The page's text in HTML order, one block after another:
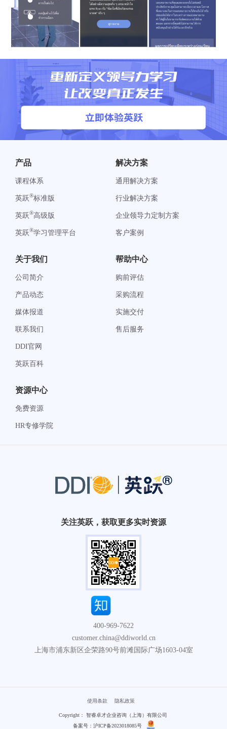
关注英跃，获取更多实时资源
400-969-7622
customer.china@ddiworld.cn
上海市浦东新区企荣路90号前滩国际广场1603-04室
产品
课程体系
英跃®标准版
英跃®高级版
英跃®学习管理平台
解决方案
通用解决方案
行业解决方案
企业领导力定制方案
客户案例
关于我们
公司简介
产品动态
媒体报道
联系我们
DDI官网
英跃百科
帮助中心
购前评估
采购流程
实施交付
售后服务
资源中心
免费资源
HR专修学院
使用条款 隐私政策
Copyright： 智睿卓才企业咨询（上海）有限公司
备案号：沪ICP备2023018085号